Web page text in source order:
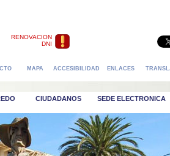
RENOVACION
DNI
MAPA ACCESIBILIDAD ENLACES
CIUDADANOS SEDE ELECTRONICA